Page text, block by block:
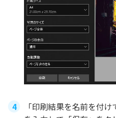
「印刷結果を名前を付